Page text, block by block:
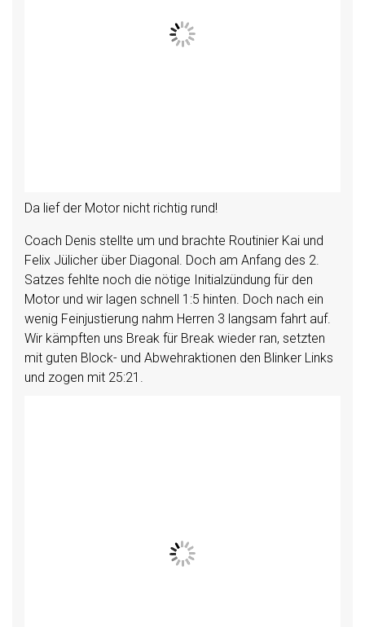
Da lief der Motor nicht richtig rund!
Coach Denis stellte um und brachte Routinier Kai und
Felix Jülicher über Diagonal. Doch am Anfang des 2.
Satzes fehlte noch die nötige Initialzündung für den
Motor und wir lagen schnell 1:5 hinten. Doch nach ein
wenig Feinjustierung nahm Herren 3 langsam fahrt auf.
Wir kämpften uns Break für Break wieder ran, setzten
mit guten Block- und Abwehraktionen den Blinker Links
und zogen mit 25:21.